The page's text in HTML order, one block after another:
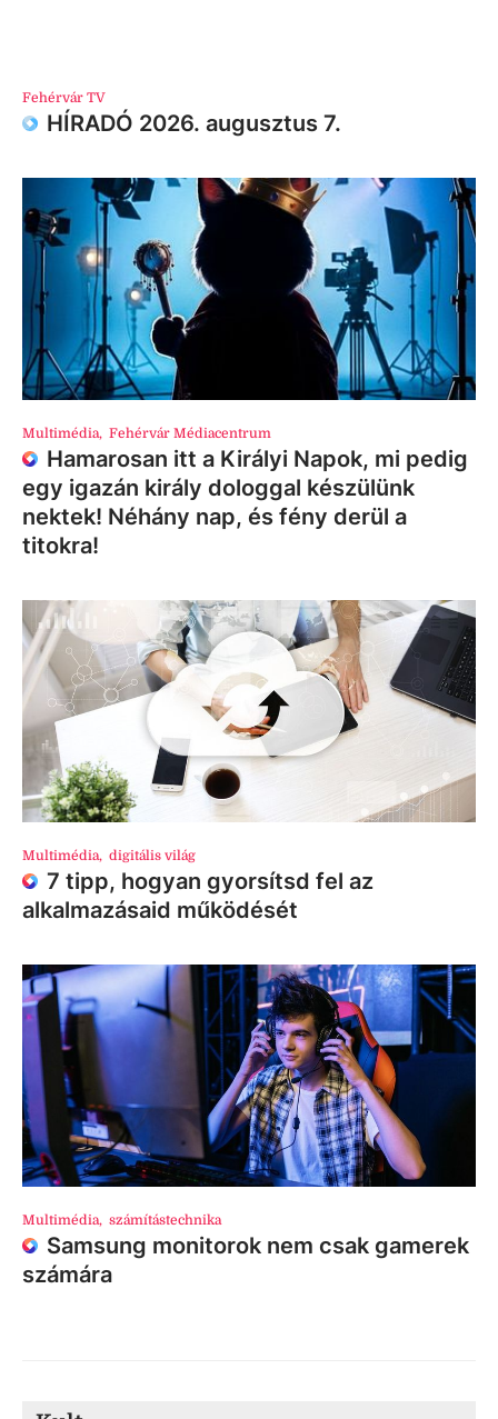
Fehérvár TV
HÍRADÓ 2026. augusztus 7.
Multimédia, Fehérvár Médiacentrum
Hamarosan itt a Királyi Napok, mi pedig
egy igazán király dologgal készülünk
nektek! Néhány nap, és fény derül a
titokra!
Multimédia, digitális világ
7 tipp, hogyan gyorsítsd fel az
alkalmazásaid működését
Multimédia, számítástechnika
Samsung monitorok nem csak gamerek
számára